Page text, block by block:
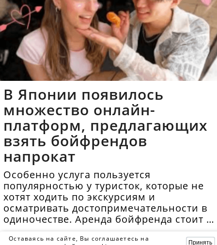
В Японии появилось
множество онлайн-
платформ, предлагающих
взять бойфрендов
напрокат
Особенно услуга пользуется
популярностью у туристок, которые не
хотят ходить по экскурсиям и
осматривать достопримечательности в
одиночестве. Аренда бойфренда стоит в
Оставаясь на сайте, Вы соглашаетесь на
Принять